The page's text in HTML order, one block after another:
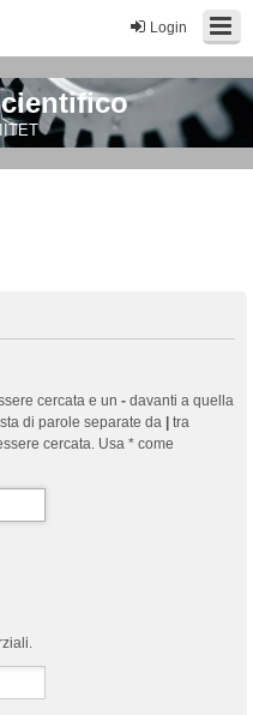
Login
cercata e un - davanti a quella
di parole separate da
tra
cercata. Usa * come